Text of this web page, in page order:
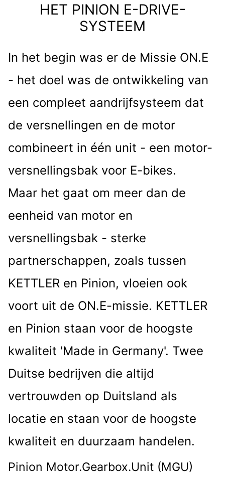
MOTOR.GEARBOX.UNIT
HET PINION E-DRIVE-
SYSTEEM
In het begin was er de Missie ON.E
- het doel was de ontwikkeling van
een compleet aandrijfsysteem dat
de versnellingen en de motor
combineert in één unit - een motor-
versnellingsbak voor E-bikes.
Maar het gaat om meer dan de
eenheid van motor en
versnellingsbak - sterke
partnerschappen, zoals tussen
KETTLER en Pinion, vloeien ook
voort uit de ON.E-missie. KETTLER
en Pinion staan ​​voor de hoogste
kwaliteit 'Made in Germany'. Twee
Duitse bedrijven die altijd
vertrouwden op Duitsland als
locatie en staan ​​voor de hoogste
kwaliteit en duurzaam handelen.
Pinion Motor.Gearbox.Unit (MGU)